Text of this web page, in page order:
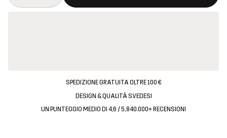
SPEDIZIONE GRATUITA OLTRE 100 €
DESIGN & QUALITÀ SVEDESI
UN PUNTEGGIO MEDIO DI 4,6 / 5, 840.000+ RECENSIONI